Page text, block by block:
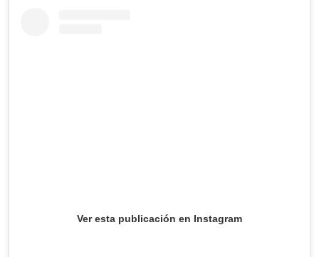
Ver esta publicación en Instagram